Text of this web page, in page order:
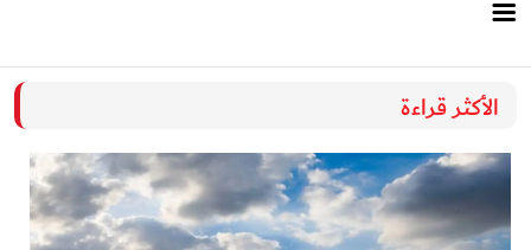
الرئيسيــة
سوالف الدار
الأكثر قراءة